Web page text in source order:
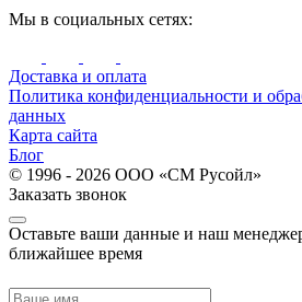
Мы в социальных сетях:
Доставка и оплата
Политика конфиденциальности и
данных
Карта сайта
Блог
© 1996 - 2026 ООО «СМ Русойл»
Заказать звонок
Оставьте ваши данные и наш
ближайшее время